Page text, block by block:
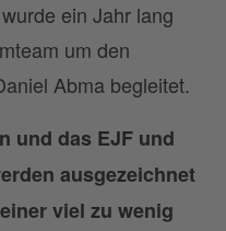
ein Jahr lang
um den
Abma begleitet.
und das EJF und
ausgezeichnet
viel zu wenig